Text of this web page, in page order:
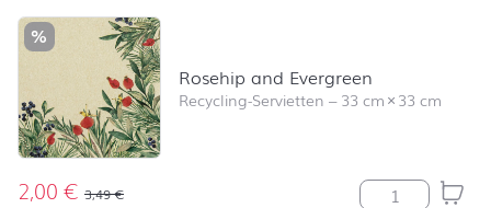
%
Rosehip and Evergreen
Recycling-Servietten –33 cm×33 cm
2,00€ 3,49€ Rosehip and